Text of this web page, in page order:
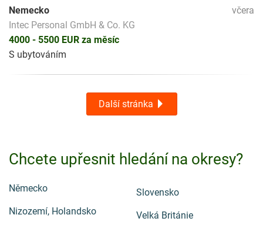
včera
Nemecko
Intec Personal GmbH & Co. KG
4000 - 5500 EUR za měsíc
S ubytováním
Další stránka
Chcete upřesnit hledání na okresy?
Německo
Nizozemí, Holandsko
Slovensko
Velká Británie